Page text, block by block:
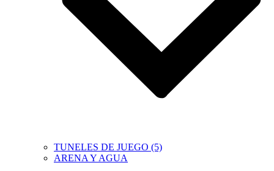
TUNELES DE JUEGO (5)
ARENA Y AGUA